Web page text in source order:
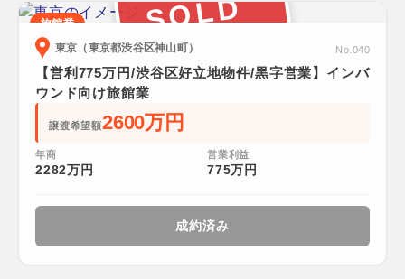
SOLD
旅館業
東京（東京都渋谷区神山町）
No.040
【営利775万円/渋谷区好立地物件/黒字営業】インバ
ウンド向け旅館業
譲渡希望額2600万円
年商
2282万円
営業利益
775万円
成約済み